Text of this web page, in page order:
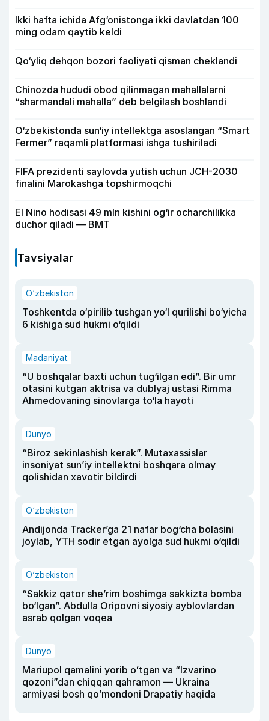
Ikki hafta ichida Afg‘onistonga ikki davlatdan 100
ming odam qaytib keldi
Qo‘yliq dehqon bozori faoliyati qisman cheklandi
Chinozda hududi obod qilinmagan mahallalarni
“sharmandali mahalla” deb belgilash boshlandi
O‘zbekistonda sun‘iy intellektga asoslangan “Smart
Fermer” raqamli platformasi ishga tushiriladi
FIFA prezidenti saylovda yutish uchun JCH-2030
finalini Marokashga topshirmoqchi
El Nino hodisasi 49 mln kishini og‘ir ocharchilikka
duchor qiladi — BMT
Tavsiyalar
O‘zbekiston
Toshkentda o‘pirilib tushgan yo‘l qurilishi bo‘yicha
6 kishiga sud hukmi o‘qildi
Madaniyat
“U boshqalar baxti uchun tug‘ilgan edi”. Bir umr
otasini kutgan aktrisa va dublyaj ustasi Rimma
Ahmedovaning sinovlarga to‘la hayoti
Dunyo
“Biroz sekinlashish kerak”. Mutaxassislar
insoniyat sun’iy intellektni boshqara olmay
qolishidan xavotir bildirdi
O‘zbekiston
Andijonda Tracker’ga 21 nafar bog‘cha bolasini
joylab, YTH sodir etgan ayolga sud hukmi o‘qildi
O‘zbekiston
“Sakkiz qator she’rim boshimga sakkizta bomba
bo‘lgan”. Abdulla Oripovni siyosiy ayblovlardan
asrab qolgan voqea
Dunyo
Mariupol qamalini yorib oʻtgan va “Izvarino
qozoni”dan chiqqan qahramon — Ukraina
armiyasi bosh qoʻmondoni Drapatiy haqida